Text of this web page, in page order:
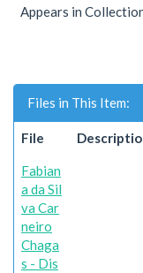
Appears in
Files in This Item:
File
Fabian
a da Sil
va Car
neiro
Chaga
s - Dis